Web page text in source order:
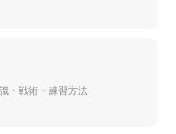
・戦術・練習方法